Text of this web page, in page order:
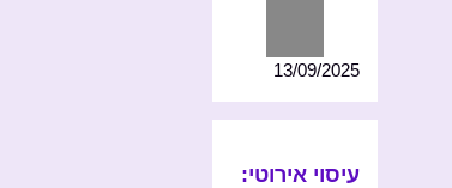
13/09/2025
עיסוי אירוטי: